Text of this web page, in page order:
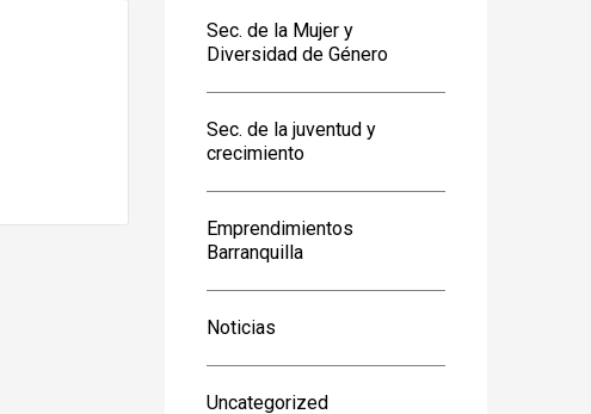
Sec. de la Mujer y
Diversidad de Género
Sec. de la juventud y
crecimiento
Emprendimientos
Barranquilla
Noticias
Uncategorized